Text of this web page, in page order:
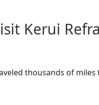
Kerui
thousands of miles